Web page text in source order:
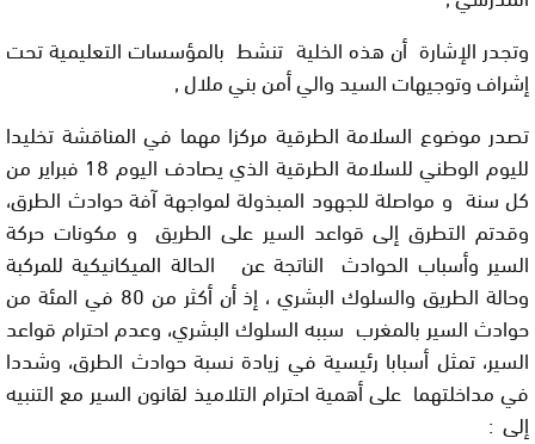
وتجدر الإشارة أن هذه الخلية تنشط بالمؤسسات التعليمية تحت
إشراف وتوجيهات السيد والي أمن بني ملال ,
تصدر موضوع السلامة الطرقية مركزا مهما في المناقشة تخليدا
لليوم الوطني للسلامة الطرقية الذي يصادف اليوم 18 فبراير من
كل سنة و مواصلة للجهود المبذولة لمواجهة آفة حوادث الطرق،
وقدتم التطرق إلى قواعد السير على الطريق و مكونات حركة
السير وأسباب الحوادث الناتجة عن الحالة الميكانيكية للمركبة
وحالة الطريق والسلوك البشري ، إذ أن أكثر من 80 في المئة من
حوادث السير بالمغرب سببه السلوك البشري، وعدم احترام قواعد
السير، تمثل أسبابا رئيسية في زيادة نسبة حوادث الطرق، وشددا
في مداخلتهما على أهمية احترام التلاميذ لقانون السير مع التنبيه
إلى :